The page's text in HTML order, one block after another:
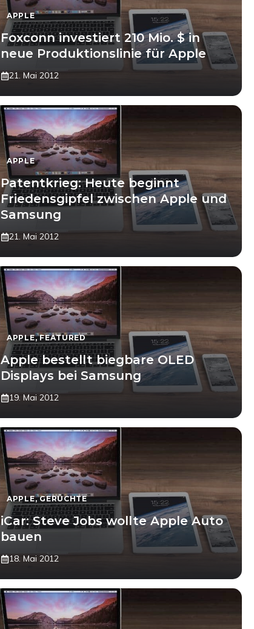
APPLE
Foxconn investiert 210 Mio. $ in
neue Produktionslinie für Apple
21. Mai 2012
APPLE
Patentkrieg: Heute beginnt
Friedensgipfel zwischen Apple und
Samsung
21. Mai 2012
APPLE,FEATURED
Apple bestellt biegbare OLED
Displays bei Samsung
19. Mai 2012
APPLE,GERÜCHTE
iCar: Steve Jobs wollte Apple Auto
bauen
18. Mai 2012